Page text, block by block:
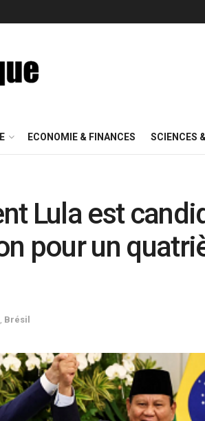
ECONOMIE & FINANCES SCIENCES
Lula est
pour un
Brésil